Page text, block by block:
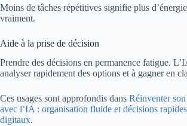
Moins de tâches répétitives signifie plus
vraiment.
Aide à la prise de décision
Prendre des décisions en permanence fatigue.
analyser rapidement des options et à gagner en
Ces usages sont approfondis dans Réinventer
avec l’IA : organisation fluide et décisions
digitaux.